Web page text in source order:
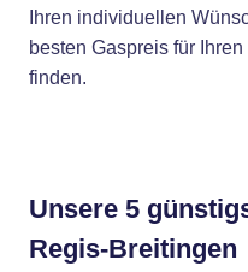
Ihren individuellen
besten Gaspreis für
finden.
Unsere 5
Regis-Breitingen